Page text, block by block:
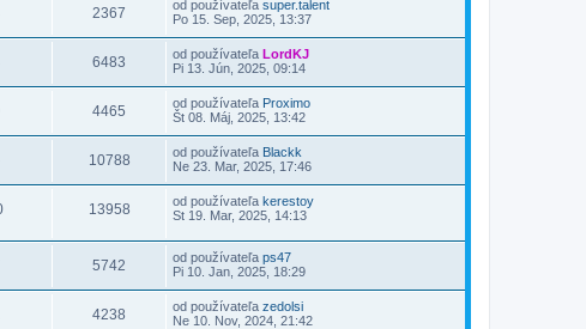
2367 od používateľa super.talent
Po 15. Sep, 2025, 13:37
6483 od používateľa LordKJ
Pi 13. Jún, 2025, 09:14
4465 od používateľa Proximo
Št 08. Máj, 2025, 13:42
10788 od používateľa Blackk
Ne 23. Mar, 2025, 17:46
13958 od používateľa kerestoy
St 19. Mar, 2025, 14:13
5742 od používateľa ps47
Pi 10. Jan, 2025, 18:29
4238 od používateľa zedolsi
Ne 10. Nov, 2024, 21:42